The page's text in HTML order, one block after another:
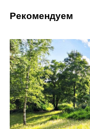
Рекомендуем